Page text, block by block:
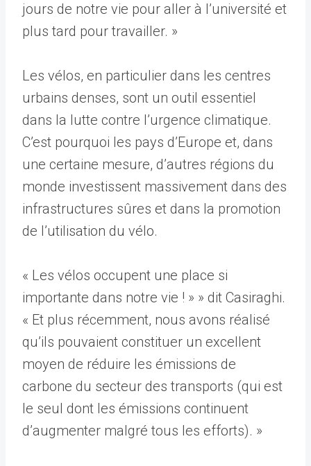
jours de notre vie pour aller à l’université et
plus tard pour travailler. »
Les vélos, en particulier dans les centres
urbains denses, sont un outil essentiel
dans la lutte contre l’urgence climatique.
C’est pourquoi les pays d’Europe et, dans
une certaine mesure, d’autres régions du
monde investissent massivement dans des
infrastructures sûres et dans la promotion
de l’utilisation du vélo.
« Les vélos occupent une place si
importante dans notre vie ! » » dit Casiraghi.
« Et plus récemment, nous avons réalisé
qu’ils pouvaient constituer un excellent
moyen de réduire les émissions de
carbone du secteur des transports (qui est
le seul dont les émissions continuent
d’augmenter malgré tous les efforts). »